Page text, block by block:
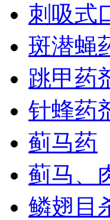
刺吸式
斑潜蝇
跳甲药
针蜂药
蓟马药
蓟马、
鳞翅目